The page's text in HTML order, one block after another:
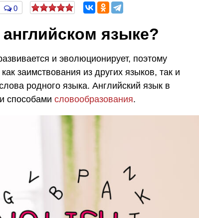
0
языке?
и эволюционирует, поэтому
заимствования из других языков, так и
родного языка. Английский язык в
способами словообразования.